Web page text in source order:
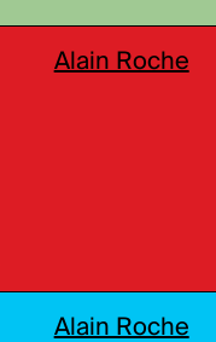
Alain Roche
Alain Roche